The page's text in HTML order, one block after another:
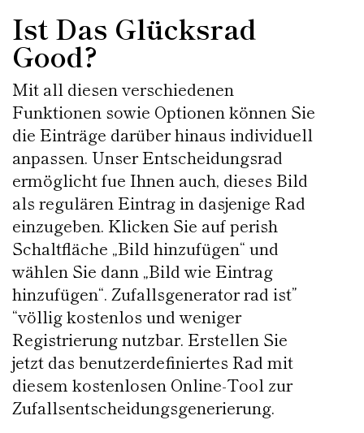
Ist Das Glücksrad
Good?
Mit all diesen verschiedenen
Funktionen sowie Optionen können Sie
die Einträge darüber hinaus individuell
anpassen. Unser Entscheidungsrad
ermöglicht fue Ihnen auch, dieses Bild
als regulären Eintrag in dasjenige Rad
einzugeben. Klicken Sie auf perish
Schaltfläche „Bild hinzufügen“ und
wählen Sie dann „Bild wie Eintrag
hinzufügen“. Zufallsgenerator rad ist”
“völlig kostenlos und weniger
Registrierung nutzbar. Erstellen Sie
jetzt das benutzerdefiniertes Rad mit
diesem kostenlosen Online-Tool zur
Zufallsentscheidungsgenerierung.